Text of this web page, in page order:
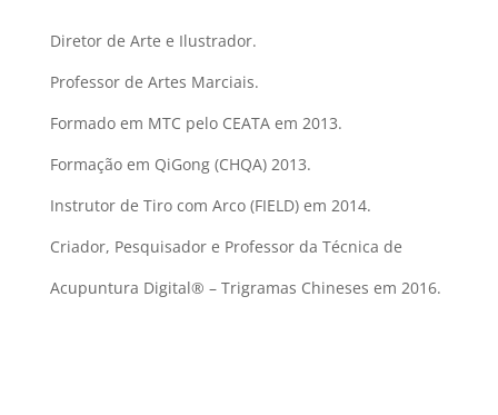
Diretor de Arte e Ilustrador.
Professor de Artes Marciais.
Formado em MTC pelo CEATA em 2013.
Formação em QiGong (CHQA) 2013.
Instrutor de Tiro com Arco (FIELD) em 2014.
Criador, Pesquisador e Professor da Técnica de
Acupuntura Digital® – Trigramas Chineses em 2016.